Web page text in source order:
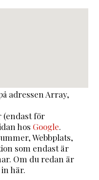
adressen Array,
(endast för
hos Google.
Webbplats,
som endast är
Om du redan är
här.